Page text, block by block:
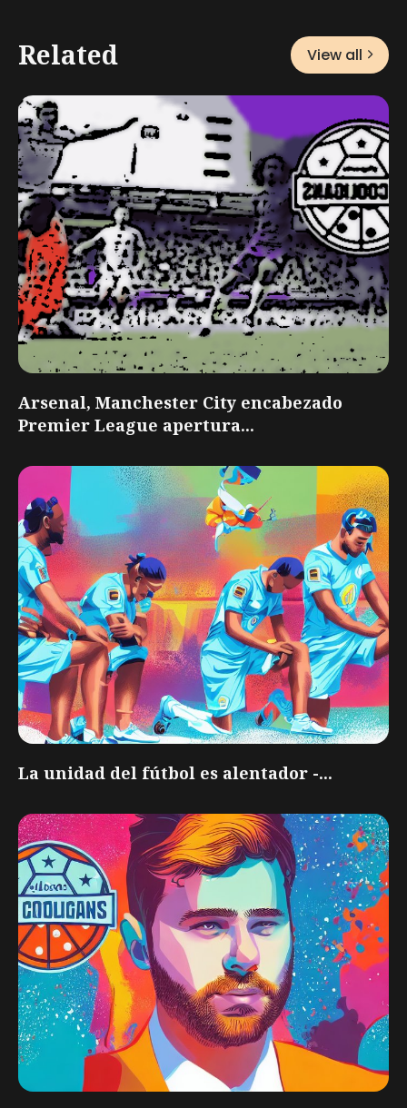
Related View all
Arsenal, Manchester City encabezado
Premier League apertura...
La unidad del fútbol es alentador -...